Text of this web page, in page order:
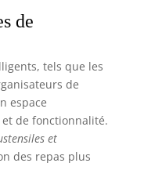
de
tels que les
de
espace
de fonctionnalité.
et
des repas plus